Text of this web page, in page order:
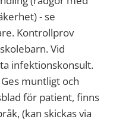
- se
Kontrollprov
Vid
infektionskonsult.
Ges muntligt och
för patient, finns
(kan skickas via